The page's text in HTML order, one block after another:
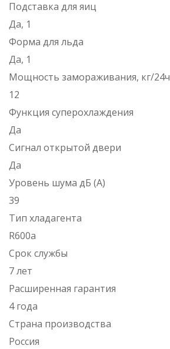
Подставка для яиц
Да, 1
Форма для льда
Да, 1
Мощность замораживания, кг/24ч
12
Функция суперохлаждения
Да
Сигнал открытой двери
Да
Уровень шума дБ (А)
39
Тип хладагента
R600a
Срок службы
7 лет
Расширенная гарантия
4 года
Страна производства
Россия